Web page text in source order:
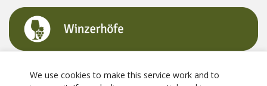
We use cookies to make this service work and to